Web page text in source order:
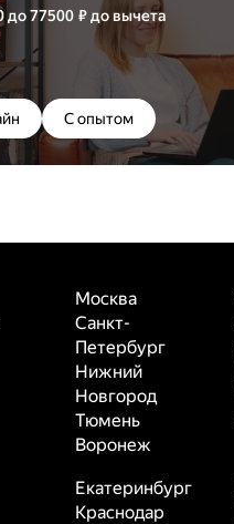
до 77500 ₽ до вычета
С опытом
Москва
Санкт-
Петербург
Нижний
Новгород
Тюмень
Воронеж
Екатеринбург
Краснодар